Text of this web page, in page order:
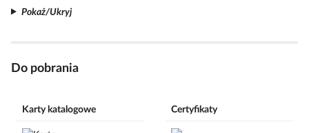
Pokaż/Ukryj
Do pobrania
Karty katalogowe Certyfikaty